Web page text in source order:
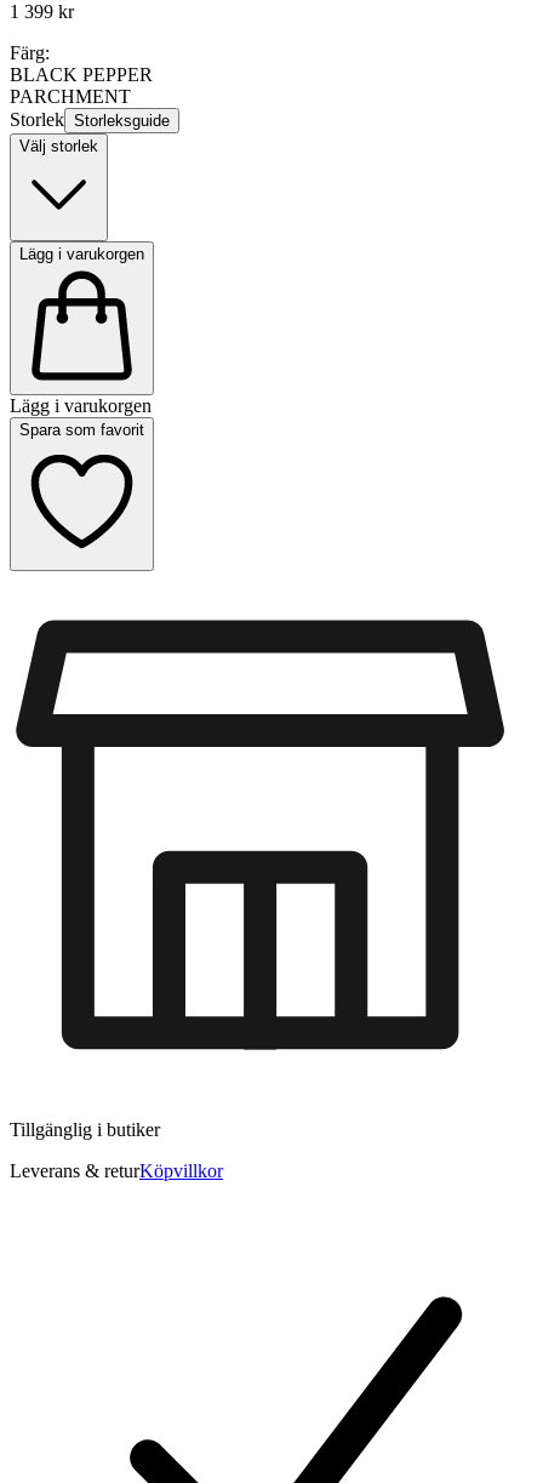
1 399 kr
Färg:
BLACK PEPPER
PARCHMENT
Storlek Storleksguide
Välj storlek
Lägg i varukorgen
Lägg i varukorgen
Spara som favorit
Tillgänglig i butiker
Leverans & returKöpvillkor